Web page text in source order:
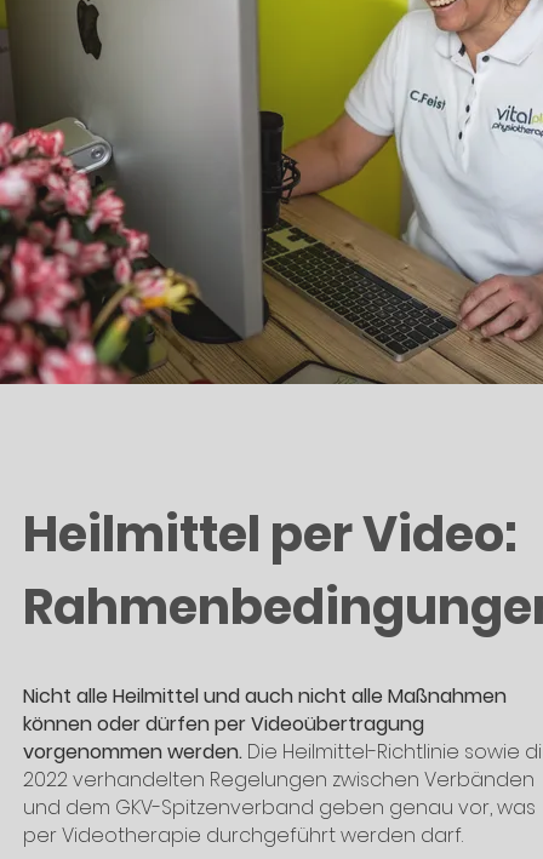
Heilmittel per Video:
Nicht alle Heilmittel und auch nicht alle Maßnahmen
können oder dürfen per Videoübertragung
vorgenommen werden. Die Heilmittel-Richtlinie sowie
2022 verhandelten Regelungen zwischen Verbänden
und dem GKV-Spitzenverband geben genau vor, was
per Videotherapie durchgeführt werden darf.